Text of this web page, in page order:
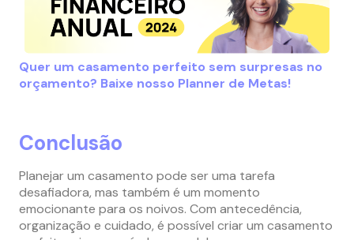
Quer um casamento perfeito sem surpresas no
orçamento? Baixe nosso Planner de Metas!
Conclusão
Planejar um casamento pode ser uma tarefa
desafiadora, mas também é um momento
emocionante para os noivos. Com antecedência,
organização e cuidado, é possível criar um casamento